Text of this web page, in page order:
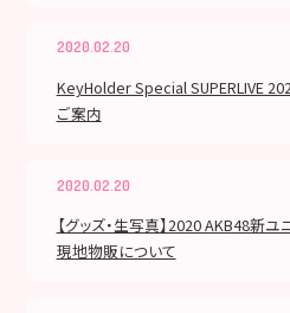
2020.02.20
KeyHolder Special SUPERLIVE
ご案内
2020.02.20
【グッズ・生写真】2020 AKB48新
現地物販について